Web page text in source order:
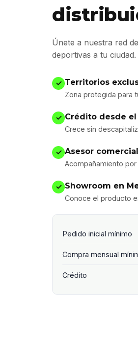
Únete a nuestra red
deportivas a tu ciudad.
✓ Territorios
Zona protegida para
✓ Crédito desde
Crece sin
✓ Asesor
Acompañamiento por
✓ Showroom en
Conoce el producto
Pedido inicial mínimo
Compra mensual
Crédito